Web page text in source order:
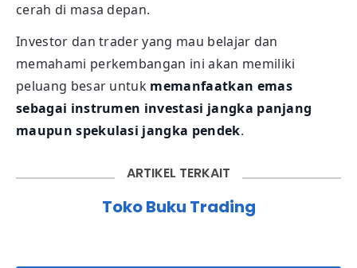
cerah di masa depan.
Investor dan trader yang mau belajar dan
memahami perkembangan ini akan memiliki
peluang besar untuk memanfaatkan emas
sebagai instrumen investasi jangka panjang
maupun spekulasi jangka pendek.
ARTIKEL TERKAIT
Toko Buku Trading